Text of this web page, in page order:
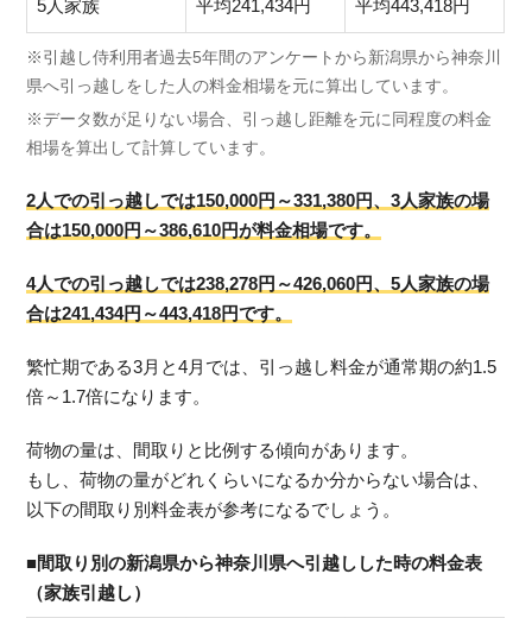
5人家族 平均241,434円 平均443,418円
※引越し侍利用者過去5年間のアンケートから新潟県から神奈川
県へ引っ越しをした人の料金相場を元に算出しています。
※データ数が足りない場合、引っ越し距離を元に同程度の料金
相場を算出して計算しています。
2人での引っ越しでは150,000円～331,380円、3人家族の場
合は150,000円～386,610円が料金相場です。
4人での引っ越しでは238,278円～426,060円、5人家族の場
合は241,434円～443,418円です。
繁忙期である3月と4月では、引っ越し料金が通常期の約1.5
倍～1.7倍になります。
荷物の量は、間取りと比例する傾向があります。
もし、荷物の量がどれくらいになるか分からない場合は、
以下の間取り別料金表が参考になるでしょう。
■間取り別の新潟県から神奈川県へ引越しした時の料金表
（家族引越し）